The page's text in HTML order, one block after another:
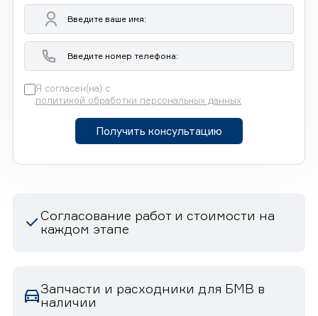
Я согласен(на) с
политикой обработки персональных данных
Получить консультацию
Согласование работ и стоимости на
каждом этапе
Запчасти и расходники для БМВ в
наличии